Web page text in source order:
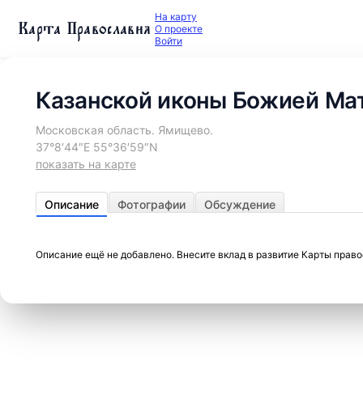
Карта Православия На карту
О проекте
Войти
Казанской иконы Божией
Московская область. Ямищево.
37°8′44″E 55°36′59″N
показать на карте
Описание Фотографии Обсуждение
Описание ещё не добавлено. Внесите вклад в развитие Карты